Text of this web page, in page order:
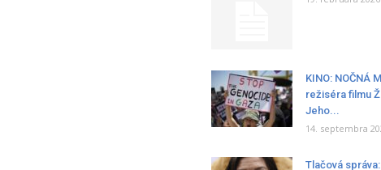
KINO: NOČNÁ
režiséra filmu
Jeho...
14. septembra
Tlačová